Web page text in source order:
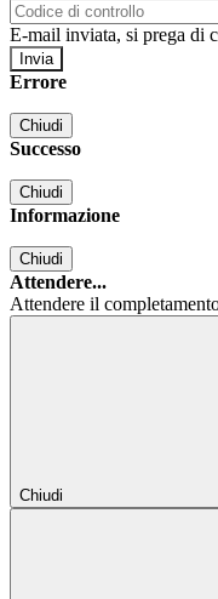
E-mail inviata, si prega di
Errore
Chiudi
Successo
Chiudi
Informazione
Chiudi
Attendere...
Attendere il
Chiudi